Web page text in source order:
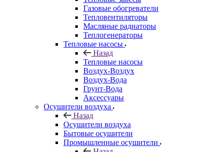
Газовые обогреватели
Тепловентиляторы
Масляные радиаторы
Теплогенераторы
Тепловые насосы
Назад
Тепловые насосы
Воздух-Воздух
Воздух-Вода
Грунт-Вода
Аксессуары
Осушители воздуха
Назад
Осушители воздуха
Бытовые осушители
Промышленные осушители